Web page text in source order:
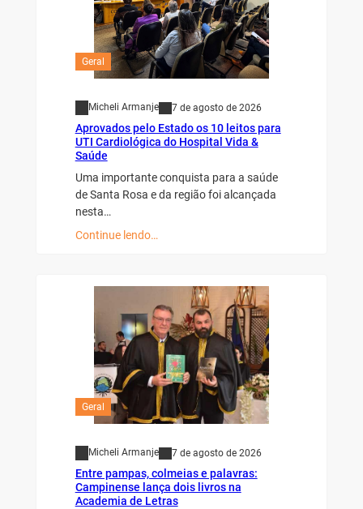
Geral
Micheli Armanje 7 de agosto de 2026
Aprovados pelo Estado os 10 leitos para
UTI Cardiológica do Hospital Vida &
Saúde
Uma importante conquista para a saúde
de Santa Rosa e da região foi alcançada
nesta…
Continue lendo…
Geral
Micheli Armanje 7 de agosto de 2026
Entre pampas, colmeias e palavras:
Campinense lança dois livros na
Academia de Letras